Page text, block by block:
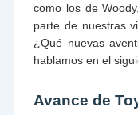
como los de
parte de nuestras
¿Qué nuevas
hablamos en el
Avance de